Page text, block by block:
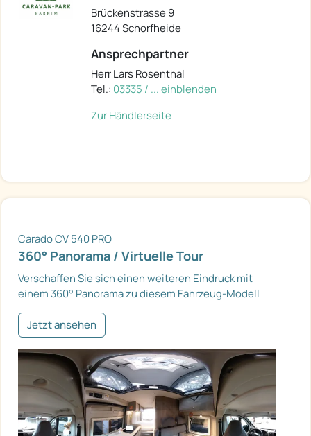
Brückenstrasse 9
16244 Schorfheide
Ansprechpartner
Herr Lars Rosenthal
Tel.: 03335 / ... einblenden
Zur Händlerseite
Carado CV 540 PRO
360° Panorama / Virtuelle Tour
Verschaffen Sie sich einen weiteren Eindruck mit
einem 360° Panorama zu diesem Fahrzeug-Modell
Jetzt ansehen